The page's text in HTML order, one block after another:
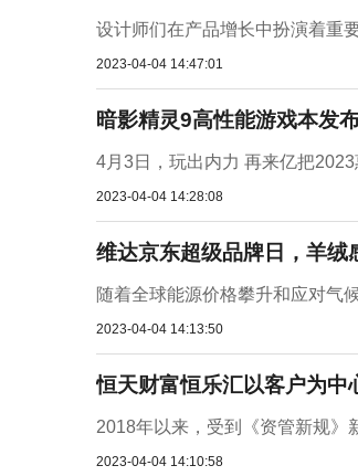
设计师们在产品增长中扮演着重
2023-04-04 14:47:01
暗影精灵9高性能游戏本发
4月3日，玩出内力 再来亿把
2023-04-04 14:28:08
维达京东超级品牌日，羊绒
随着全球能源价格攀升和应对气
2023-04-04 14:13:50
恒天财富恒乐汇以客户为中
2018年以来，受到《资管新规》
2023-04-04 14:10:58